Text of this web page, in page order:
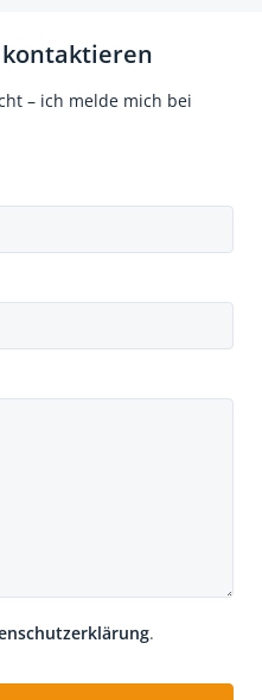
– ich melde mich bei
.